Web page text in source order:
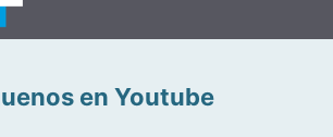
en Youtube